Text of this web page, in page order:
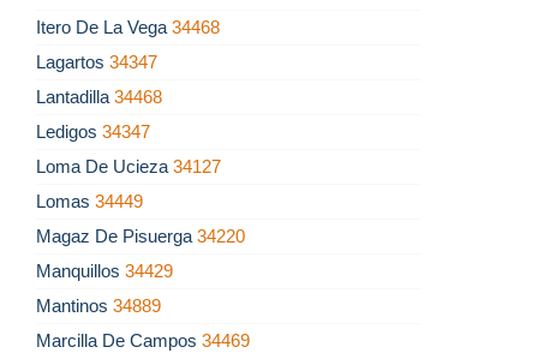
Itero De La Vega 34468
Lagartos 34347
Lantadilla 34468
Ledigos 34347
Loma De Ucieza 34127
Lomas 34449
Magaz De Pisuerga 34220
Manquillos 34429
Mantinos 34889
Marcilla De Campos 34469